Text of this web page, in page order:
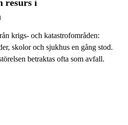
resurs i
krigs- och katastrofområden:
skolor och sjukhus en gång stod.
betraktas ofta som avfall.